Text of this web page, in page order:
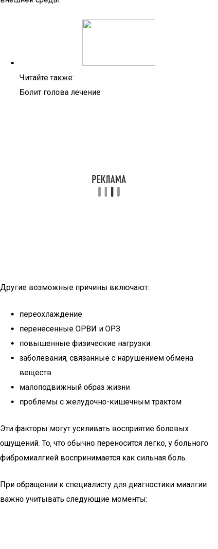
Читайте также:
Болит голова лечение
Другие возможные причины включают:
переохлаждение
перенесенные ОРВИ и ОРЗ
повышенные физические нагрузки
заболевания, связанные с нарушением обмена
веществ
малоподвижный образ жизни
проблемы с желудочно-кишечным трактом
Эти факторы могут усиливать восприятие болевых
ощущений. То, что обычно переносится легко, у больного
фибромиалгией воспринимается как сильная боль.
При обращении к специалисту для диагностики миалгии
важно учитывать следующие моменты: